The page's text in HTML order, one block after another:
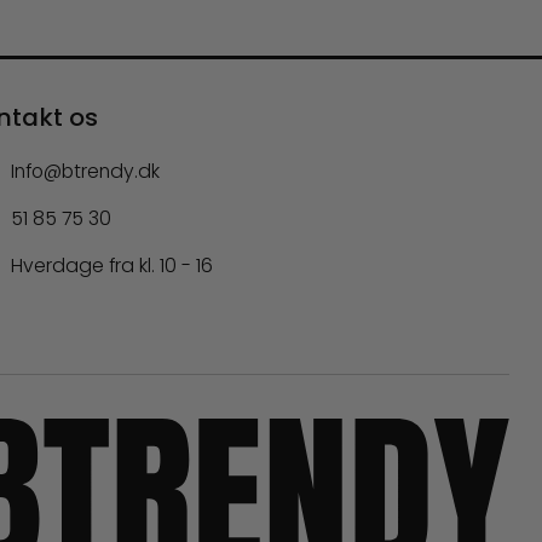
os
Info@btrendy.dk
51 85 75 30
Hverdage fra kl. 10 - 16